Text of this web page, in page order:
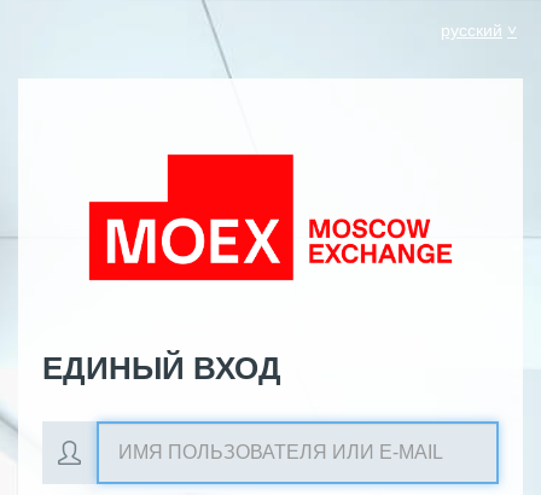
русский
ЕДИНЫЙ ВХОД